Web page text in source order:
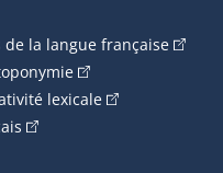
de la langue française(Cet
(Cet hyperlien
lexicale(Cet hyperlien
(Cet hyperlien externe